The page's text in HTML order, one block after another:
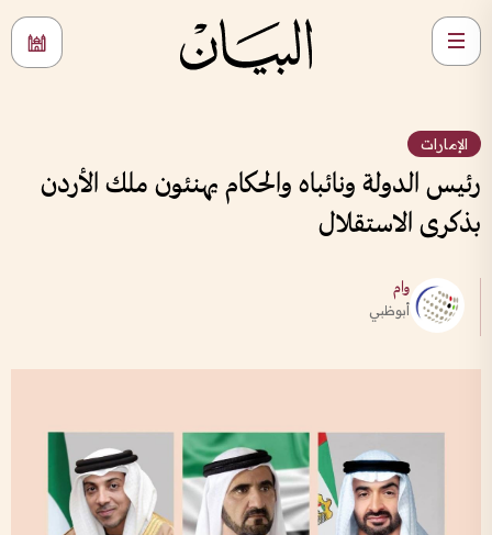
الإمارات
رئيس الدولة ونائباه والحكام يهنئون ملك الأردن
بذكرى الاستقلال
وام
أبوظبي